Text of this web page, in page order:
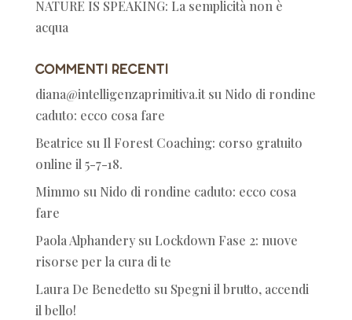
NATURE IS SPEAKING: La semplicità non è
acqua
Commenti recenti
diana@intelligenzaprimitiva.itsu Nido di rondine
caduto: ecco cosa fare
Beatrice su Il Forest Coaching: corso gratuito
online il 5-7-18.
Mimmo su Nido di rondine caduto: ecco cosa
fare
Paola Alphanderysu Lockdown Fase 2: nuove
risorse per la cura di te
Laura De Benedetto su Spegni il brutto, accendi
il bello!